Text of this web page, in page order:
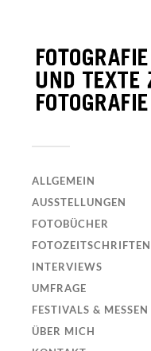
ALLGEMEIN
AUSSTELLUNGEN
FOTOBÜCHER
FOTOZEITSCHRIFTEN
INTERVIEWS
UMFRAGE
FESTIVALS & MESSEN
ÜBER MICH